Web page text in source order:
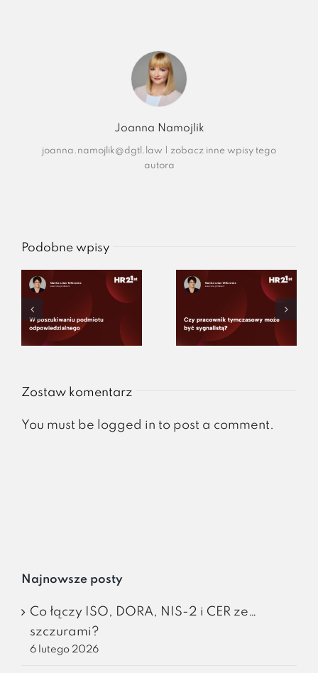
Joanna Namojlik
joanna.namojlik@dgtl.law
zobacz inne wpisy tego
autora
Podobne wpisy
Zostaw komentarz
You must be logged in to post a comment.
Najnowsze posty
Co łączy ISO, DORA, NIS-2 i CER ze…
szczurami?
6 lutego 2026